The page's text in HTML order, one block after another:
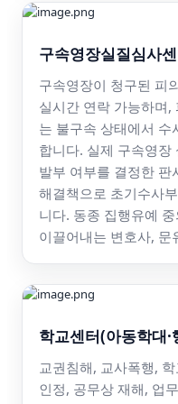
구속영장실질심사
구속영장이 청구된 피
실시간 연락 가능하며,
는 불구속 상태에서
합니다. 실제 구속영
발부 여부를 결정한 판
해결책으로 초기수사
니다. 동종 집행유예
이끌어내는 변호사, 문
학교센터(아동학대·
교권침해, 교사폭행,
인정, 공무상 재해, 업